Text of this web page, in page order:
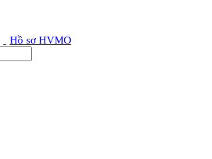
Hồ sơ HVMO